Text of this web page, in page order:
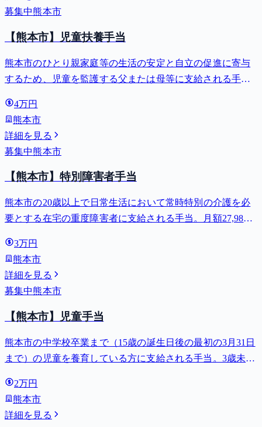
募集中熊本市
【熊本市】児童扶養手当
熊本市のひとり親家庭等の生活の安定と自立の促進に寄与
するため、児童を監護する父または母等に支給される手
4万円
熊本市
詳細を見る
募集中熊本市
【熊本市】特別障害者手当
熊本市の20歳以上で日常生活において常時特別の介護を必
要とする在宅の重度障害者に支給される手当。月額27,980
3万円
熊本市
詳細を見る
募集中熊本市
【熊本市】児童手当
熊本市の中学校卒業まで（15歳の誕生日後の最初の3月31日
まで）の児童を養育している方に支給される手当。3歳未満
子以降は15,000円）、中学生は月額10,000円。
2万円
熊本市
詳細を見る